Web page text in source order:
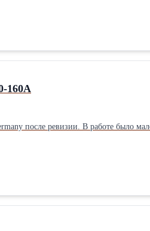
160A
после ревизии. В работе было